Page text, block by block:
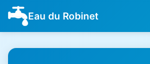
Eau du Robinet